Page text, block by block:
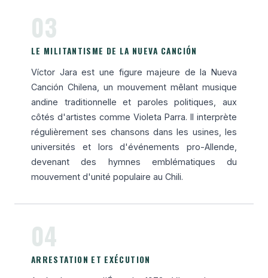
03
LE MILITANTISME DE LA NUEVA CANCIÓN
Víctor Jara est une figure majeure de la Nueva
Canción Chilena, un mouvement mêlant musique
andine traditionnelle et paroles politiques, aux
côtés d'artistes comme Violeta Parra. Il interprète
régulièrement ses chansons dans les usines, les
universités et lors d'événements pro-Allende,
devenant des hymnes emblématiques du
mouvement d'unité populaire au Chili.
04
ARRESTATION ET EXÉCUTION